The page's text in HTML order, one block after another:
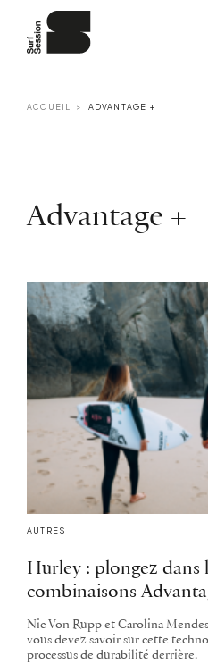
ACCUEIL ADVANTAGE +
Advantage +
AUTRES
Hurley : plongez dans
combinaisons
Nic Von Rupp et Carolina
vous devez savoir sur cette
processus de durabilité derrière.